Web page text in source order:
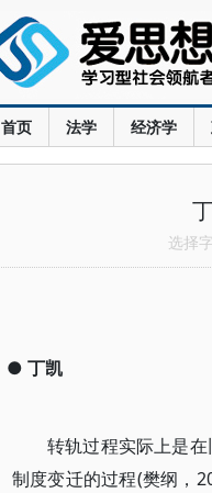
首页 法学 经济学
选择
● 丁凯
转轨过程实际上是
制度变迁的过程(樊纲，